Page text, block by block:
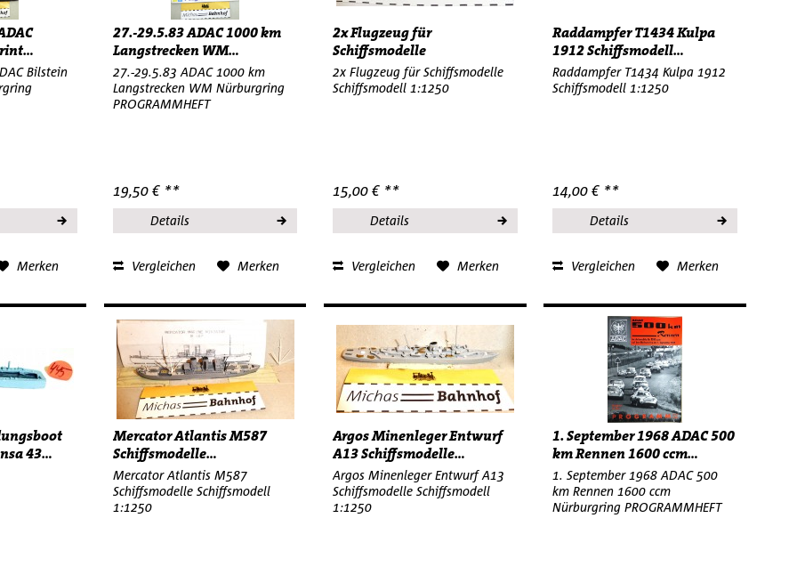
Bilstein
Merken
27.-29.5.83 ADAC 1000 km
Langstrecken WM...
27.-29.5.83 ADAC 1000 km
Langstrecken WM Nürburgring
PROGRAMMHEFT
19,50 € **
Details
Vergleichen Merken
2x Flugzeug für
Schiffsmodelle
Schiffsmodell...
2x Flugzeug für Schiffsmodelle
Schiffsmodell 1:1250
15,00 € **
Details
Vergleichen Merken
Raddampfer T1434 Kulpa
1912 Schiffsmodell...
Raddampfer T1434 Kulpa 1912
Schiffsmodell 1:1250
14,00 € **
Details
Vergleichen Merken
43...
Mercator Atlantis M587
Schiffsmodelle...
Mercator Atlantis M587
Schiffsmodelle Schiffsmodell
1:1250
Argos Minenleger Entwurf
A13 Schiffsmodelle...
Argos Minenleger Entwurf A13
Schiffsmodelle Schiffsmodell
1:1250
1. September 1968 ADAC 500
km Rennen 1600 ccm...
1. September 1968 ADAC 500
km Rennen 1600 ccm
Nürburgring PROGRAMMHEFT